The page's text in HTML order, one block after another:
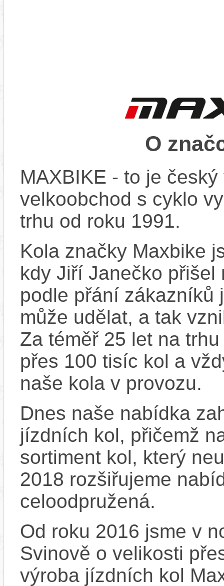
O
MAXBIKE - to je
velkoobchod s cyklo
trhu od roku 1991.
Kola značky Maxbike
kdy Jiří Janečko přišel
podle přání zákazníků
může udělat, a tak
Za téměř 25 let na
přes 100 tisíc kol a
naše kola v provozu.
Dnes naše nabídka
jízdních kol, přičemž
sortiment kol, který
2018 rozšiřujeme
celoodpružená.
Od roku 2016 jsme v
Svinově o velikosti
výroba jízdních kol